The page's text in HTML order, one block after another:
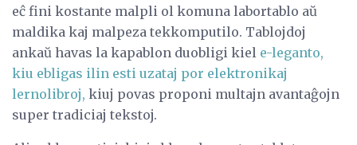
eĉ fini kostante malpli ol komuna labortablo aŭ
maldika kaj malpeza tekkomputilo. Tablojdoj
ankaŭ havas la kapablon duobligi kiel e-leganto,
kiu ebligas ilin esti uzataj por elektronikaj
lernolibroj, kiuj povas proponi multajn avantaĝojn
super tradiciaj tekstoj.